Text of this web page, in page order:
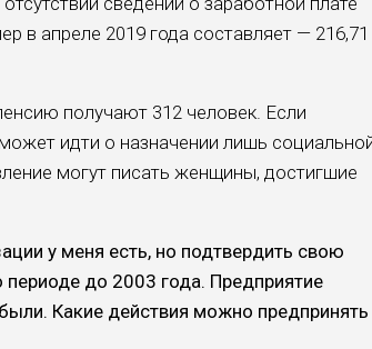
в апреле 2019 года составляет — 216,71
получают 312 человек. Если
идти о назначении лишь
могут писать женщины, достигшие
у меня есть, но подтвердить свою
периоде до 2003 года. Предприятие
Какие действия можно предпринять